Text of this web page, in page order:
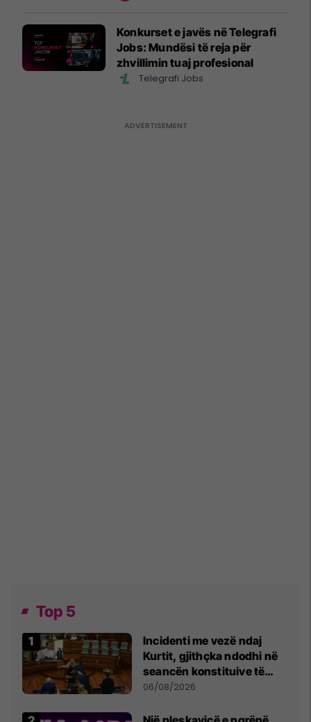
Konkurset e javës në Telegrafi
Jobs: Mundësi të reja për
zhvillimin tuaj profesional
Telegrafi Jobs
Top 5
Incidenti me vezë ndaj
Kurtit, gjithçka ndodhi në
seancën konstituive të
Kuvendit
06/08/2026